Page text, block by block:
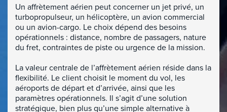
Qu’est-ce que l’affrètement
Un affrètement aérien peut concerner un jet privé, un
turbopropulseur, un hélicoptère, un avion commercial
ou un avion-cargo. Le choix dépend des besoins
opérationnels : distance, nombre de passagers, nature
du fret, contraintes de piste ou urgence de la mission.
La valeur centrale de l’affrètement aérien réside dans la
flexibilité. Le client choisit le moment du vol, les
aéroports de départ et d’arrivée, ainsi que les
paramètres opérationnels. Il s’agit d’une solution
stratégique, bien plus qu’une simple alternative à